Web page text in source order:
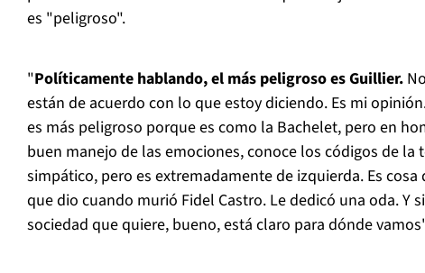
es "peligroso".
"Políticamente hablando, el más peligroso es Guillier.
están de acuerdo con lo que estoy diciendo. Es mi
es más peligroso porque es como la Bachelet, pero en
buen manejo de las emociones, conoce los códigos de la
simpático, pero es extremadamente de izquierda. Es cosa
que dio cuando murió Fidel Castro. Le dedicó una oda. Y
sociedad que quiere, bueno, está claro para dónde